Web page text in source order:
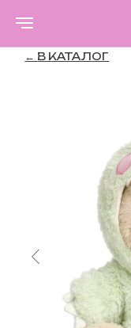
←В КАТАЛОГ